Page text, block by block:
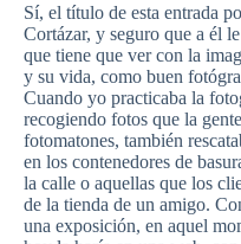
Sí, el título de esta entrada
Cortázar, y seguro que a él
que tiene que ver con la
y su vida, como buen
Cuando yo practicaba la
recogiendo fotos que la
fotomatones, también
en los contenedores de
la calle o aquellas que los
de la tienda de un amigo.
una exposición, en aquel